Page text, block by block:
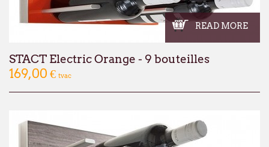
READ MORE
STACT Electric Orange - 9 bouteilles
169,00 € tvac